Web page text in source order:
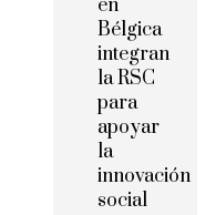
en
Bélgica
integran
la RSC
para
apoyar
la
innovación
social